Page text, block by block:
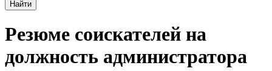
Найти
Резюме соискателей на
должность администратора